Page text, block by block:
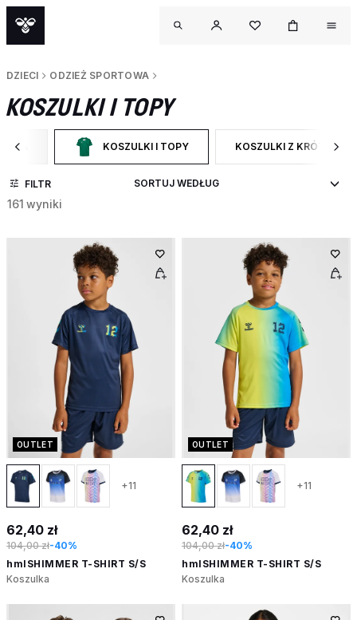
DZIECI ODZIEŻ SPORTOWA
KOSZULKI I TOPY
ODZIEŻ SPORTOWAKOSZULKI I TOPY
WYBRANY OBECNIE ZAWĘŻONO DO CATEGORY:
KOSZULKI Z KRÓTKIM
ZAWĘŹ DO RODZAJ
FILTR
161 wyniki
OUTLET
+11
62,40 zł
104,00 zł-40%
hmlSHIMMER T-SHIRT S/S
Koszulka
OUTLET
+11
62,40 zł
104,00 zł-40%
hmlSHIMMER T-SHIRT S/S
Koszulka